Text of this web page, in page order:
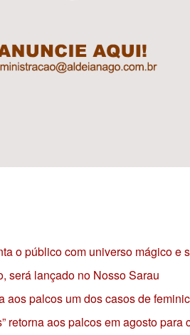
o público com universo mágico e
será lançado no Nosso Sarau
aos palcos um dos casos de
retorna aos palcos em agosto